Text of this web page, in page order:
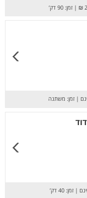
| זמן: 90 דק’
| זמן: משתנה
| זמן: 40 דק’